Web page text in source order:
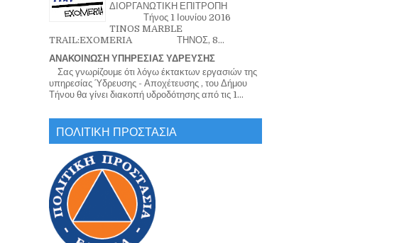
ΔΙΟΡΓΑΝΩΤΙΚΗ ΕΠΙΤΡΟΠΗ
Τήνος 1 Ιουνίου 2016
TINOS MARBLE
TRAIL:EXOMERIA ΤΗΝΟΣ, 8...
ΑΝΑΚΟΙΝΩΣΗ ΥΠΗΡΕΣΙΑΣ ΥΔΡΕΥΣΗΣ
Σας γνωρίζουμε ότι λόγω έκτακτων εργασιών της
υπηρεσίας Ύδρευσης - Αποχέτευσης , του Δήμου
Τήνου θα γίνει διακοπή υδροδότησης από τις 1...
ΠΟΛΙΤΙΚΗ ΠΡΟΣΤΑΣΙΑ